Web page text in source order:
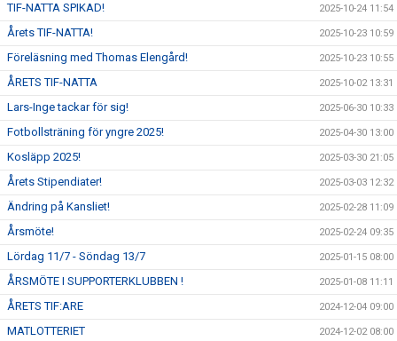
TIF-NATTA SPIKAD! 2025-10-24 11:54
Årets TIF-NATTA! 2025-10-23 10:59
Föreläsning med Thomas Elengård! 2025-10-23 10:55
ÅRETS TIF-NATTA 2025-10-02 13:31
Lars-Inge tackar för sig! 2025-06-30 10:33
Fotbollsträning för yngre 2025! 2025-04-30 13:00
Kosläpp 2025! 2025-03-30 21:05
Årets Stipendiater! 2025-03-03 12:32
Ändring på Kansliet! 2025-02-28 11:09
Årsmöte! 2025-02-24 09:35
Lördag 11/7 - Söndag 13/7 2025-01-15 08:00
ÅRSMÖTE I SUPPORTERKLUBBEN ! 2025-01-08 11:11
ÅRETS TIF:ARE 2024-12-04 09:00
MATLOTTERIET 2024-12-02 08:00